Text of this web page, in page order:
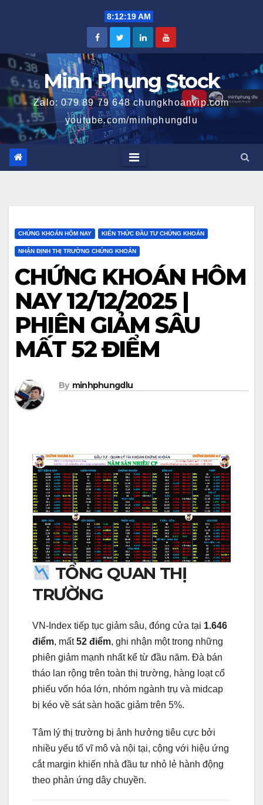
8:12:20 AM
Minh Phụng Stock
Zalo: 079 89 79 648 chungkhoanvip.com
youtube.com/minhphungdlu
CHỨNG KHOÁN HÔM NAY KIẾN THỨC ĐẦU TƯ CHỨNG KHOÁN
NHẬN ĐỊNH THỊ TRƯỜNG CHỨNG KHOÁN
CHỨNG KHOÁN HÔM
NAY 12/12/2025 |
PHIÊN GIẢM SÂU
MẤT 52 ĐIỂM
By minhphungdlu
TỔNG QUAN THỊ
TRƯỜNG
VN-Index tiếp tục giảm sâu, đóng cửa tại 1.646
điểm, mất52 điểm, ghi nhận một trong những
phiên giảm mạnh nhất kể từ đầu năm. Đà bán
tháo lan rộng trên toàn thị trường, hàng loạt cổ
phiếu vốn hóa lớn, nhóm ngành trụ và midcap
bị kéo về sát sàn hoặc giảm trên 5%.
Tâm lý thị trường bị ảnh hưởng tiêu cực bởi
nhiều yếu tố vĩ mô và nội tại, cộng với hiệu ứng
cắt margin khiến nhà đầu tư nhỏ lẻ hành động
theo phản ứng dây chuyền.